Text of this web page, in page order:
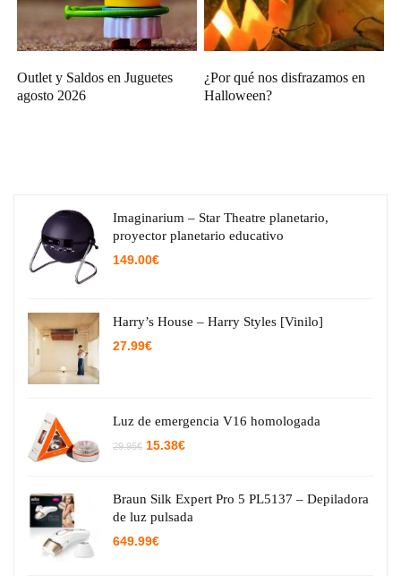
Outlet y Saldos en Juguetes
agosto 2026
¿Por qué nos disfrazamos en
Halloween?
Imaginarium – Star Theatre planetario,
proyector planetario educativo
149.00€
Harry’s House – Harry Styles [Vinilo]
27.99€
Luz de emergencia V16 homologada
29.95€ El
29.95€.
15.38€El
15.38€.
Braun Silk Expert Pro 5 PL5137 – Depiladora
de luz pulsada
649.99€